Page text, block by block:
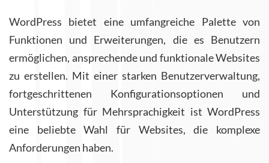
WordPress bietet eine umfangreiche Palette von
Funktionen und Erweiterungen, die es Benutzern
ermöglichen, ansprechende und funktionale Websites
zu erstellen. Mit einer starken Benutzerverwaltung,
fortgeschrittenen Konfigurationsoptionen und
Unterstützung für Mehrsprachigkeit ist WordPress
eine beliebte Wahl für Websites, die komplexe
Anforderungen haben.